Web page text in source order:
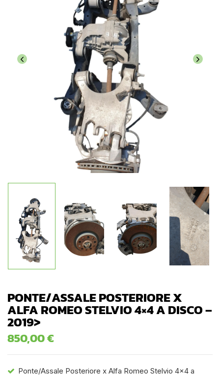
PONTE/ASSALE POSTERIORE X
ALFA ROMEO STELVIO 4×4 A DISCO –
2019>
850,00€
Ponte/Assale Posteriore x Alfa Romeo Stelvio 4×4 a